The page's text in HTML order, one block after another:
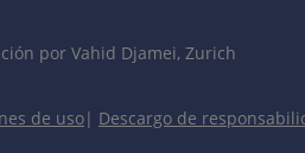
por Vahid Djamei, Zurich
de uso| Descargo de